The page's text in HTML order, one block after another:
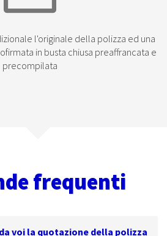
l'originale della polizza ed una
in busta chiusa preaffrancata e
precompilata
frequenti
voi la quotazione della polizza